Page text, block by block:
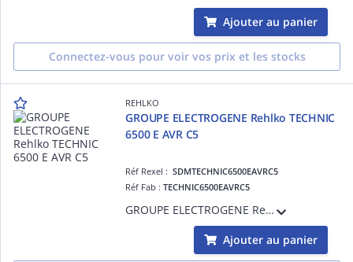
Ajouter au panier
Connectez-vous pour voir vos prix et les stocks
REHLKO
GROUPE ELECTROGENE Rehlko TECHNIC
6500 E AVR C5
Réf Rexel :SDMTECHNIC6500EAVRC5
Réf Fab :TECHNIC6500EAVRC5
GROUPE ELECTROGENE Rehlko TECHNIC 6500 E AVR C5
Ajouter au panier